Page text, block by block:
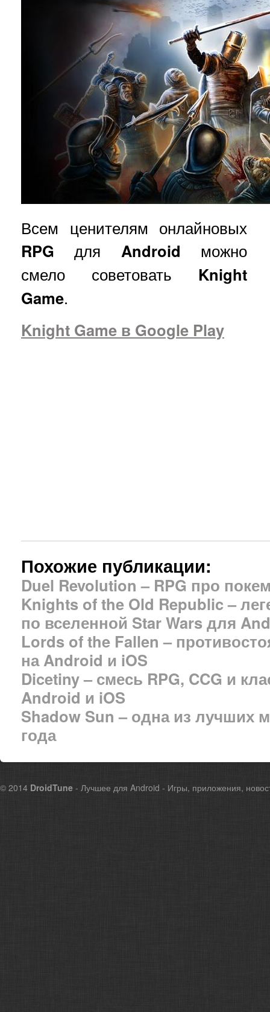
Всем ценителям онлайновых
RPG для Android можно
смело советовать Knight
Game.
Knight Game в Google Play
Похожие публикации:
Duel Revolution – RPG про
Knights of the Old Republic –
по вселенной Star Wars для
Lords of the Fallen –
на Android и iOS
Dicetiny – смесь RPG, CCG и
Android и iOS
Shadow Sun – одна из лучших
года
© 2014 DroidTune - Лучшее для Android - Игры, приложения,